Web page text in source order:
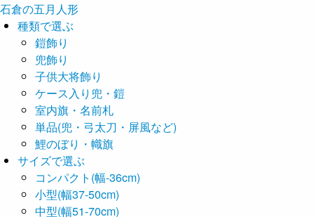
石倉の五月 人形
種類で選ぶ
鎧飾り
兜飾り
子供大将飾り
ケース入り兜・鎧
室内旗・名前札
単品(兜・弓太刀・屏風など)
鯉のぼり・幟旗
サイズで選ぶ
コンパクト(幅-36cm)
小型(幅37-50cm)
中型(幅51-70cm)